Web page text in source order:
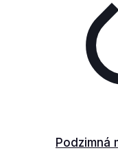
Podzimná